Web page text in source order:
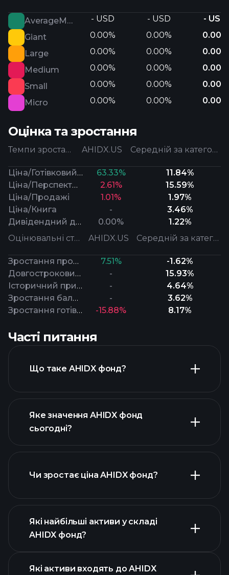
AverageMarketCap - USD - USD
- USD
Giant
0.00% 0.00%
0.00%
Large
0.00% 0.00%
0.00%
Medium
0.00% 0.00%
0.00%
Small
0.00% 0.00%
0.00%
Micro
0.00% 0.00% 0.00%
Оцінка та зростання
Темпи зростання AHIDX.US Середній за категорією
Ціна/Готівковий потік 63.33%
11.84%
Ціна/Перспективний прибуток
2.61%
15.59%
Ціна/Продажі
1.01%
1.97%
Ціна/Книга
-
3.46%
Дивідендний дохід
0.00%
1.22%
Оцінювальні ставки
AHIDX.US Середній за категорією
Зростання продажів 7.51%
-1.62%
Довгостроковий прибуток
-
15.93%
Історичний прибуток
-
4.64%
Зростання балансової вартості
-
3.62%
Зростання готівкового потоку
-15.88% 8.17%
Часті питання
Що таке AHIDX фонд?
Яке значення AHIDX фонд
сьогодні?
розширеній
діаграмі
Чи зростає ціна AHIDX фонд?
Які найбільші активи у складі
AHIDX фонд?
Які активи входять до AHIDX